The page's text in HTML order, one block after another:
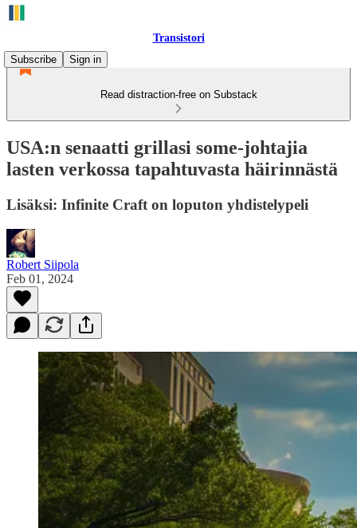
Transistori
Subscribe
Sign in
Read distraction-free on Substack
USA:n senaatti grillasi some-johtajia
lasten verkossa tapahtuvasta häirinnästä
Lisäksi: Infinite Craft on loputon yhdistelypeli
Robert Siipola
Feb 01, 2024